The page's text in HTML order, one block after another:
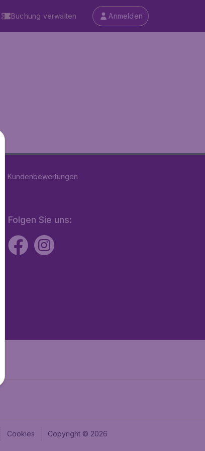
Buchung verwalten Anmelden
Kundenbewertungen
Folgen Sie uns:
Cookies Copyright © 2026